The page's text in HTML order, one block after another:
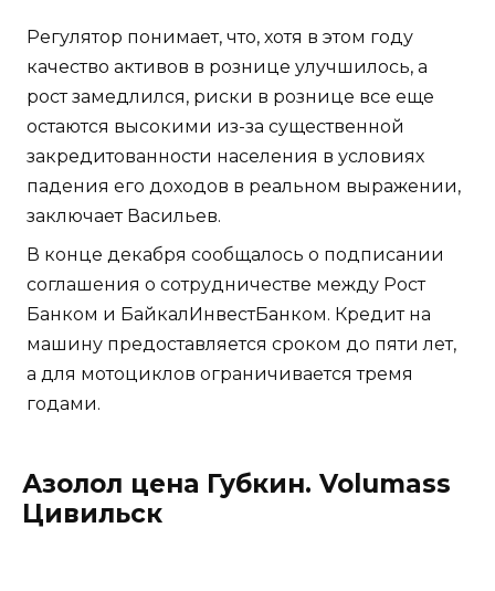
Регулятор понимает, что, хотя в этом году
качество активов в рознице улучшилось, а
рост замедлился, риски в рознице все еще
остаются высокими из-за существенной
закредитованности населения в условиях
падения его доходов в реальном выражении,
заключает Васильев.
В конце декабря сообщалось о подписании
соглашения о сотрудничестве между Рост
Банком и БайкалИнвестБанком. Кредит на
машину предоставляется сроком до пяти лет,
а для мотоциклов ограничивается тремя
годами.
Азолол цена Губкин. Volumass
Цивильск